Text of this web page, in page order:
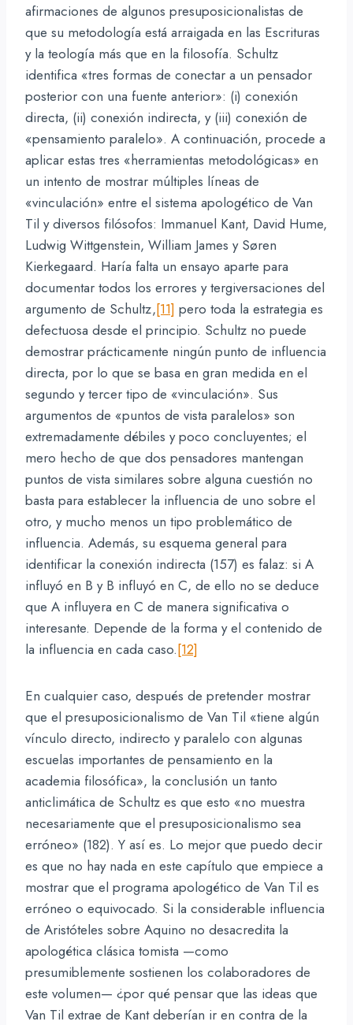
afirmaciones de algunos presuposicionalistas de
que su metodología está arraigada en las Escrituras
y la teología más que en la filosofía. Schultz
identifica «tres formas de conectar a un pensador
posterior con una fuente anterior»: (i) conexión
directa, (ii) conexión indirecta, y (iii) conexión de
«pensamiento paralelo». A continuación, procede a
aplicar estas tres «herramientas metodológicas» en
un intento de mostrar múltiples líneas de
«vinculación» entre el sistema apologético de Van
Til y diversos filósofos: Immanuel Kant, David Hume,
Ludwig Wittgenstein, William James y Søren
Kierkegaard. Haría falta un ensayo aparte para
documentar todos los errores y tergiversaciones del
argumento de Schultz,[11] pero toda la estrategia es
defectuosa desde el principio. Schultz no puede
demostrar prácticamente ningún punto de influencia
directa, por lo que se basa en gran medida en el
segundo y tercer tipo de «vinculación». Sus
argumentos de «puntos de vista paralelos» son
extremadamente débiles y poco concluyentes; el
mero hecho de que dos pensadores mantengan
puntos de vista similares sobre alguna cuestión no
basta para establecer la influencia de uno sobre el
otro, y mucho menos un tipo problemático de
influencia. Además, su esquema general para
identificar la conexión indirecta (157) es falaz: si A
influyó en B y B influyó en C, de ello no se deduce
que A influyera en C de manera significativa o
interesante. Depende de la forma y el contenido de
la influencia en cada caso.[12]
En cualquier caso, después de pretender mostrar
que el presuposicionalismo de Van Til «tiene algún
vínculo directo, indirecto y paralelo con algunas
escuelas importantes de pensamiento en la
academia filosófica», la conclusión un tanto
anticlimática de Schultz es que esto «no muestra
necesariamente que el presuposicionalismo sea
erróneo» (182). Y así es. Lo mejor que puedo decir
es que no hay nada en este capítulo que empiece a
mostrar que el programa apologético de Van Til es
erróneo o equivocado. Si la considerable influencia
de Aristóteles sobre Aquino no desacredita la
apologética clásica tomista —como
presumiblemente sostienen los colaboradores de
este volumen— ¿por qué pensar que las ideas que
Van Til extrae de Kant deberían ir en contra de la